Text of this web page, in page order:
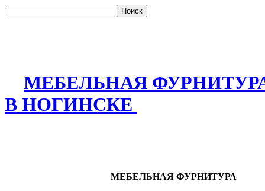
МЕБЕЛЬНАЯ
В НОГИНСКЕ
МЕБЕЛЬНАЯ ФУРНИТУРА